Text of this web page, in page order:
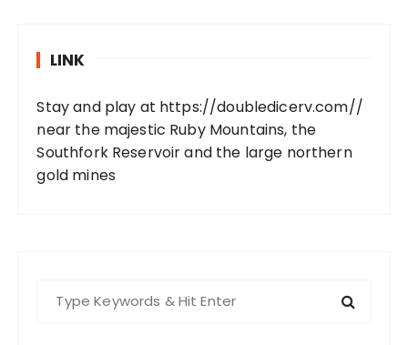
LINK
Stay and play at https://doubledicerv.com//
near the majestic Ruby Mountains, the
Southfork Reservoir and the large northern
gold mines